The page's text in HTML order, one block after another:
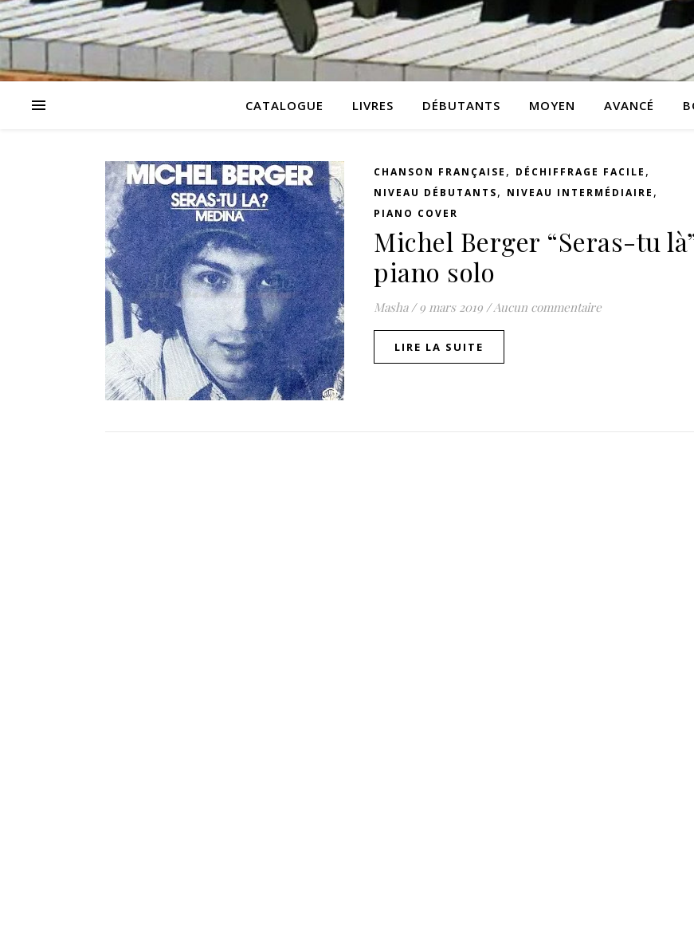
CATALOGUE LIVRES DÉBUTANTS MOYEN AVANCÉ
CHANSON FRANÇAISE , DÉCHIFFRAGE FACILE ,
NIVEAU DÉBUTANTS, NIVEAU INTERMÉDIAIRE ,
PIANO COVER
Michel Berger “Seras-tu
piano solo
Masha / 9 mars 2019 /Aucun commentaire
LIRE LA SUITE